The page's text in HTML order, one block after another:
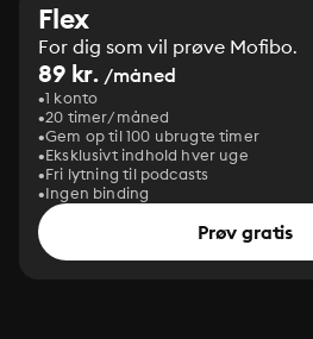
Flex
For dig som vil prøve Mofibo.
89 kr. /måned
1 konto
20 timer/måned
Gem op til 100 ubrugte timer
Eksklusivt indhold hver uge
Fri lytning til podcasts
Ingen binding
Prøv gratis